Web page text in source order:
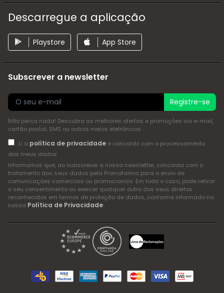
Descarregue a aplicação
Playstore App Store
Subscrever a newsletter
Registre-se
Não perca nada! Descubra as melhores ofertas e promoções via e-mail,
cartão postal, SMS ou outros meios eletrónicos
Li a política de privacidadee concordo com o processamento
dos meus dados
Informamos que, ao subscrever a nossa newsletter, concorda com o
tratamento dos seus dados pela Promofarma para o envio de
comunicações comerciais ou promocionais. Em todo o caso, pode retirar
o seu consentimento ou exercer qualquer outro dos seus direitos
reconhecidos em termos de proteção de dados, conforme informado na
nossa Política de Privacidade.